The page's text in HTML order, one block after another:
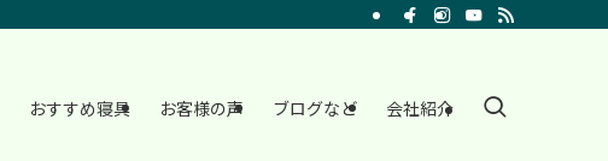
おすすめ寝具 お客様の声 ブログなど 会社紹介